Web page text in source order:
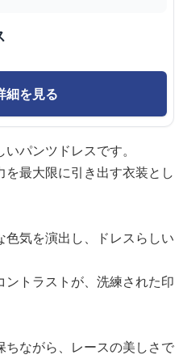
細を見る
パンツドレスです。
最大限に引き出す衣装とし
気を演出し、ドレスらしい
トラストが、洗練された印
ながら、レースの美しさで